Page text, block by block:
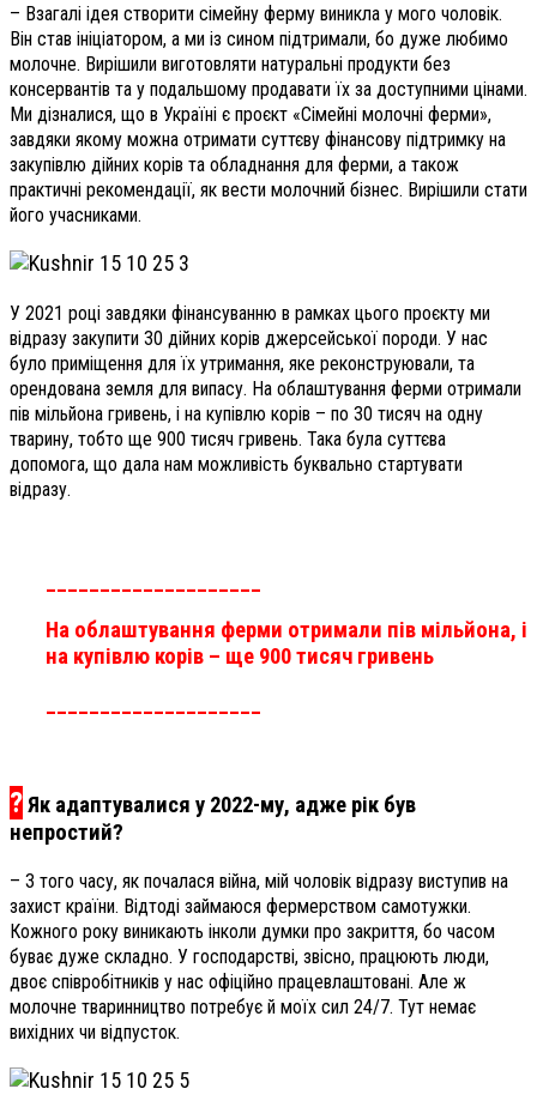
– Взагалі ідея створити сімейну ферму виникла у мого чоловік.
Він став ініціатором, а ми із сином підтримали, бо дуже любимо
молочне. Вирішили виготовляти натуральні продукти без
консервантів та у подальшому продавати їх за доступними цінами.
Ми дізналися, що в Україні є проєкт «Сімейні молочні ферми»,
завдяки якому можна отримати суттєву фінансову підтримку на
закупівлю дійних корів та обладнання для ферми, а також
практичні рекомендації, як вести молочний бізнес. Вирішили стати
його учасниками.
У 2021 році завдяки фінансуванню в рамках цього проєкту ми
відразу закупити 30 дійних корів джерсейської породи. У нас
було приміщення для їх утримання, яке реконструювали, та
орендована земля для випасу. На облаштування ферми отримали
пів мільйона гривень, і на купівлю корів – по 30 тисяч на одну
тварину, тобто ще 900 тисяч гривень. Така була суттєва
допомога, що дала нам можливість буквально стартувати
відразу.
____________________
На облаштування ферми отримали пів мільйона, і
на купівлю корів – ще 900 тисяч гривень
____________________
?Як адаптувалися у 2022-му, адже рік був
непростий?
– З того часу, як почалася війна, мій чоловік відразу виступив на
захист країни. Відтоді займаюся фермерством самотужки.
Кожного року виникають інколи думки про закриття, бо часом
буває дуже складно. У господарстві, звісно, працюють люди,
двоє співробітників у нас офіційно працевлаштовані. Але ж
молочне тваринництво потребує й моїх сил 24/7. Тут немає
вихідних чи відпусток.